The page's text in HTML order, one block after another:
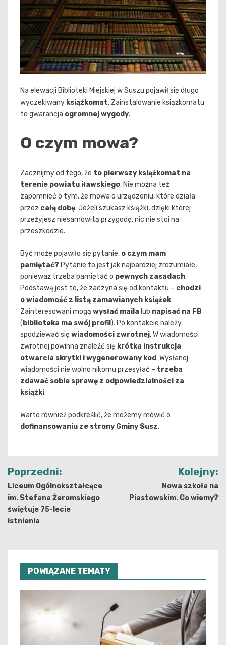
Na elewacji Biblioteki Miejskiej w Suszu pojawił się długo
wyczekiwany książkomat. Zainstalowanie książkomatu
to gwarancja ogromnej wygody.
O czym mowa?
Zacznijmy od tego, że to pierwszy książkomat na
terenie powiatu iławskiego. Nie można też
zapomnieć o tym, że mowa o urządzeniu, które działa
przez całą dobę. Jeżeli szukasz książki, dzięki której
przeżyjesz niesamowitą przygodę, nic nie stoi na
przeszkodzie.
Być może pojawiło się pytanie, o czym mam
pamiętać? Pytanie to jest jak najbardziej zrozumiałe,
ponieważ trzeba pamiętać o pewnych zasadach.
Podstawą jest to, że zaczyna się od kontaktu – chodzi
o wiadomość z listą zamawianych książek.
Zainteresowani mogą wysłać maila lub napisać na FB
( biblioteka ma swój profil ). Po kontakcie należy
spodziewać sięwiadomości zwrotnej. W wiadomości
zwrotnej powinna znaleźć się krótka instrukcja
otwarcia skrytki i wygenerowany kod. Wysłanej
wiadomości nie wolno nikomu przesyłać – trzeba
zdawać sobie sprawę z odpowiedzialności za
książki.
Warto również podkreślić, że możemy mówić o
dofinansowaniu ze strony Gminy Susz.
Nawigacja
wpisu
Poprzedni:
Liceum Ogólnokształcące
im. Stefana Żeromskiego
świętuje 75-lecie
istnienia
Kolejny:
Nowa szkoła na
Piastowskim. Co wiemy?
POWIĄZANE TEMATY